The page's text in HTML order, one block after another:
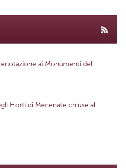
ai Monumenti del
Horti di Mecenate chiuse al